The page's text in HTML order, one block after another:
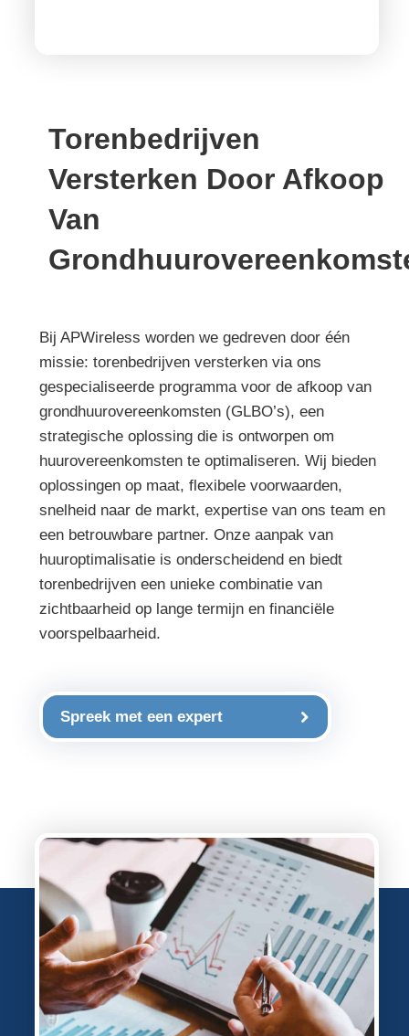
Torenbedrijven
Versterken Door Afkoop
Van
Bij APWireless worden we gedreven door één
missie: torenbedrijven versterken via ons
gespecialiseerde programma voor de afkoop van
grondhuurovereenkomsten (GLBO’s), een
strategische oplossing die is ontworpen om
huurovereenkomsten te optimaliseren. Wij bieden
oplossingen op maat, flexibele voorwaarden,
snelheid naar de markt, expertise van ons team en
een betrouwbare partner. Onze aanpak van
huuroptimalisatie is onderscheidend en biedt
torenbedrijven een unieke combinatie van
zichtbaarheid op lange termijn en financiële
voorspelbaarheid.
Spreek met een expert